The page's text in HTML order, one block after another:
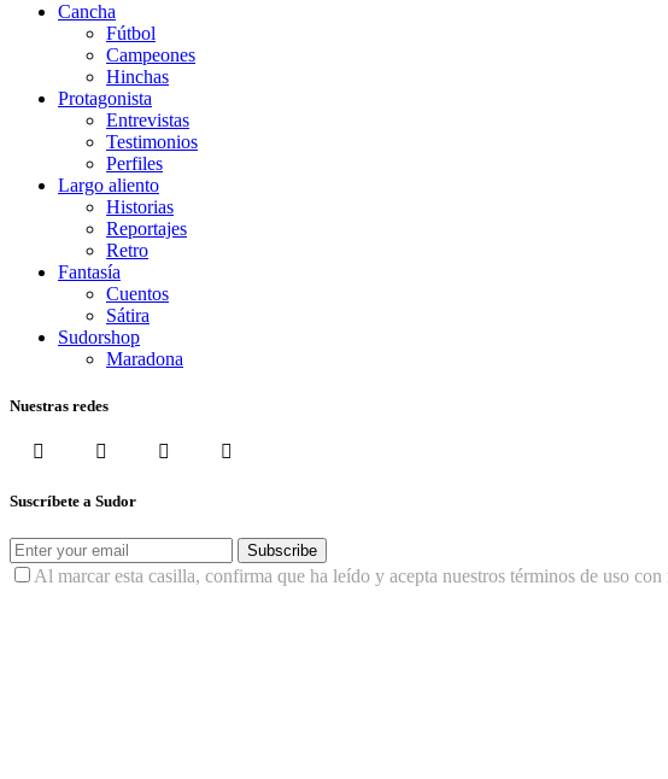
Cancha
Fútbol
Campeones
Hinchas
Protagonista
Entrevistas
Testimonios
Perfiles
Largo aliento
Historias
Reportajes
Retro
Fantasía
Cuentos
Sátira
Sudorshop
Maradona
Nuestras redes
Suscríbete a Sudor
Subscribe
Al marcar esta casilla, confirma que ha leído y acepta nuestros términos de uso